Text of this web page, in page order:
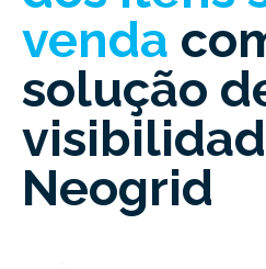
venda
solução
Neogrid